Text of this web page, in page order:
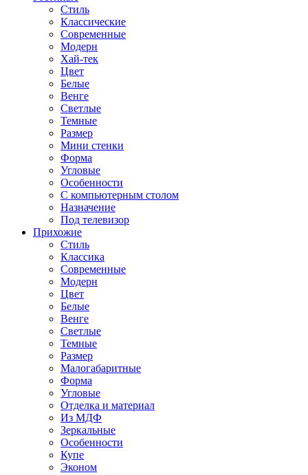
Стиль
Классические
Современные
Модерн
Хай-тек
Цвет
Белые
Венге
Светлые
Темные
Размер
Мини стенки
Форма
Угловые
Особенности
С компьютерным столом
Назначение
Под телевизор
Прихожие
Стиль
Классика
Современные
Модерн
Цвет
Белые
Венге
Светлые
Темные
Размер
Малогабаритные
Форма
Угловые
Отделка и материал
Из МДФ
Зеркальные
Особенности
Купе
Эконом